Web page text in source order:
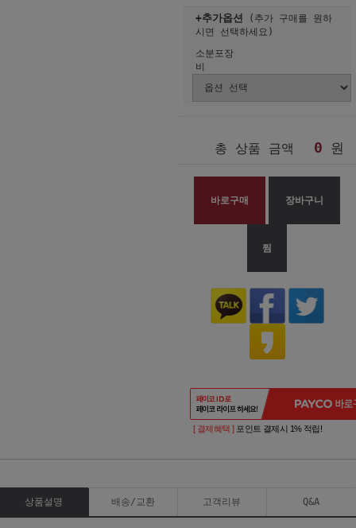
+추가옵션
(추가 구매를 원하
시면 선택하세요)
소분포장
비
총 상품 금액 0 원
바로구매 장바구니
찜
[ 결제혜택 ] 포인트 결제시 1% 적립!
상품설명 배송/교환 고객리뷰 Q&A